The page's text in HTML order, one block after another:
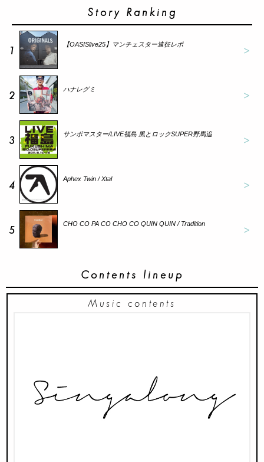
Story Ranking
1 【OASISlive25】マンチェスター遠征レポ
2 ハナレグミ
3 サンボマスター/LIVE福島 風とロックSUPER野馬追
4 Aphex Twin / Xtal
5 CHO CO PA CO CHO CO QUIN QUIN / Tradition
Contents lineup
Music contents